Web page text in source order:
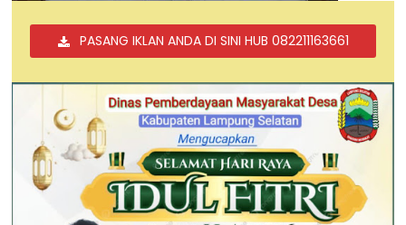
PASANG IKLAN ANDA DI SINI HUB 082211163661